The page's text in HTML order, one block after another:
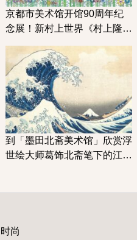
京都市美术馆开馆90周年纪
念展！新村上世界《村上隆灵
到「墨田北斋美术馆」欣赏浮
世绘大师葛饰北斋笔下的江户
时尚